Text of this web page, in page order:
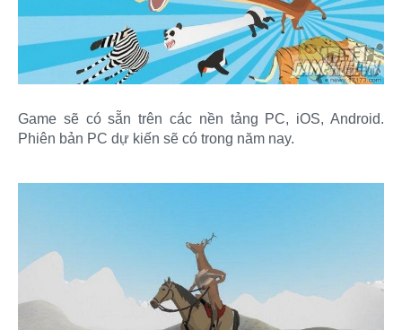
Game sẽ có sẵn trên các nền tảng PC, iOS, Android.
Phiên bản PC dự kiến sẽ có trong năm nay.